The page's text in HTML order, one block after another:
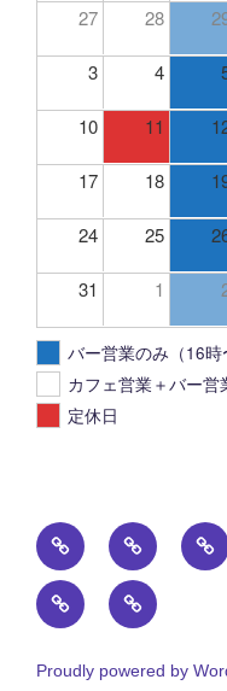
27 28
3 4
10 11
17 18
24 25
31 1
バー営業のみ（16時
カフェ営業＋バー営
定休日
ト
ッ
プ
ペ
投
稿
一
覧
貸
切
カ
フ
Proudly powered by